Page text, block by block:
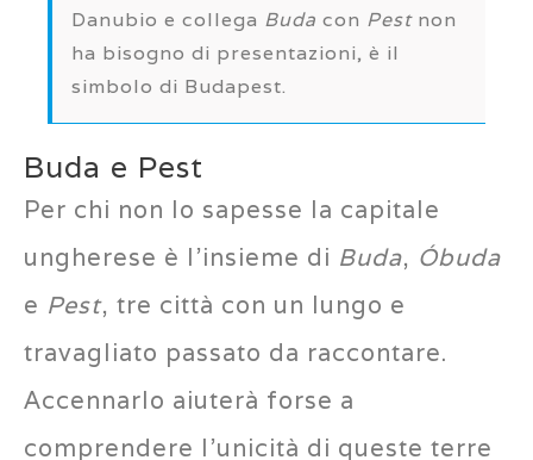
Danubio e collega Buda con Pestnon
ha bisogno di presentazioni, è il
simbolo di Budapest.
Buda e Pest
Per chi non lo sapesse la capitale
ungherese è l’insieme di Buda, Óbuda
e Pest, tre città con un lungo e
travagliato passato da raccontare.
Accennarlo aiuterà forse a
comprendere l’unicità di queste terre